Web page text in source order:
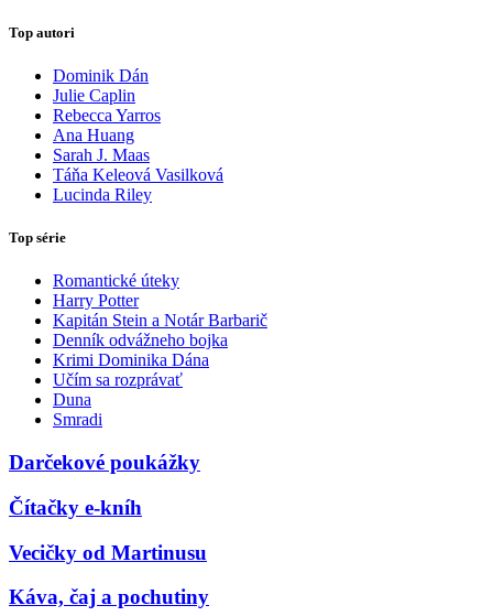
Top autori
Dominik Dán
Julie Caplin
Rebecca Yarros
Ana Huang
Sarah J. Maas
Táňa Keleová Vasilková
Lucinda Riley
Top série
Romantické úteky
Harry Potter
Kapitán Stein a Notár Barbarič
Denník odvážneho bojka
Krimi Dominika Dána
Učím sa rozprávať
Duna
Smradi
Darčekové poukážky
Čítačky e-kníh
Vecičky od Martinusu
Káva, čaj a pochutiny